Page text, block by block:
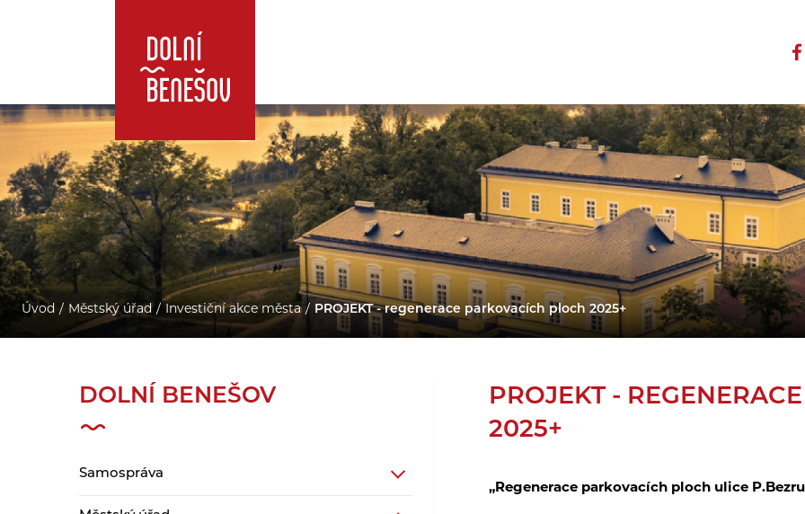
Úvod Městský úřad Investiční akce města PROJEKT - regenerace parkovacích ploch 2025+
DOLNÍ BENEŠOV
Samospráva
PROJEKT -
2025+
„Regenerace parkovacích ploch ulice